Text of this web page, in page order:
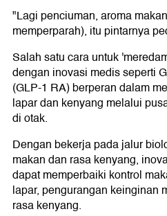
"Lagi penciuman, aroma
memperparah), itu pintarnya
Salah satu cara untuk
dengan inovasi medis seperti
(GLP-1 RA) berperan dalam
lapar dan kenyang melalui
di otak.
Dengan bekerja pada jalur
makan dan rasa kenyang,
dapat memperbaiki kontrol
lapar, pengurangan keinginan
rasa kenyang.